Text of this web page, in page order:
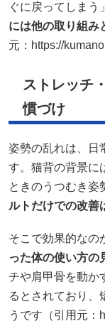
ぐに戻ってしまう
には他の取り組み
元：https://
ストレッチ
慣づけ
姿勢の乱れは、日
す。猫背の背景に
ときのうつむき姿
ルトだけでの改善
そこで効果的なの
った体の使い方の
チや肩甲骨を動か
るとされており、
うです（引用元：